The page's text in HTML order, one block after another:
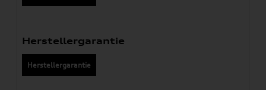
Herstellergarantie
Herstellergarantie